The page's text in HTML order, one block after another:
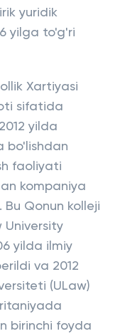
yuridik
yilga to'g'ri
Xartiyasi
sifatida
yilda
bo'lishdan
faoliyati
kompaniya
Qonun kolleji
University
yilda ilmiy
va 2012
(ULaw)
birinchi foyda